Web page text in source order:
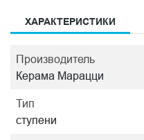
ХАРАКТЕРИСТИКИ
Производитель
Керама Марацци
Тип
ступени